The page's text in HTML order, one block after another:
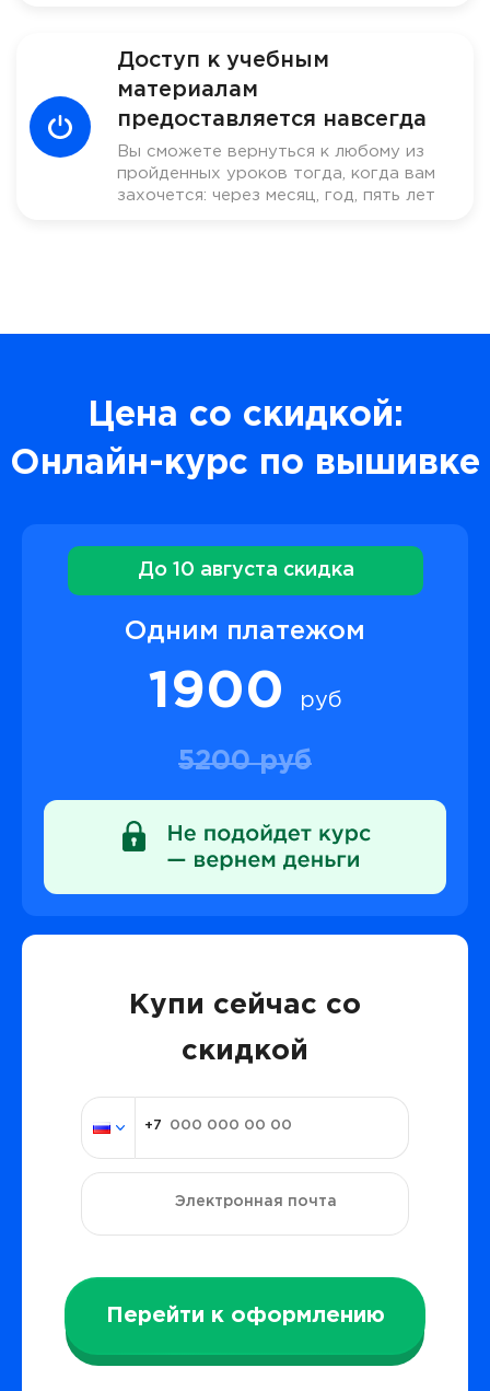
Доступ к учебным
материалам
предоставляется навсегда
Вы сможете вернуться к любому из
пройденных уроков тогда, когда вам
захочется: через месяц, год, пять лет
Цена со скидкой:
Онлайн-курс по вышивке
До 10 августа скидка
Одним платежом
1900 руб
5200 руб
Купи сейчас со
скидкой
Перейти к оформлению